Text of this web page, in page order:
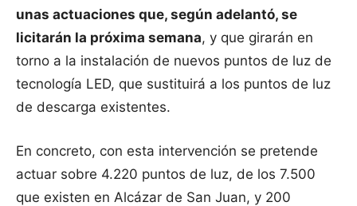
unas actuaciones que, según adelantó, se
licitarán la próxima semana, y que girarán en
torno a la instalación de nuevos puntos de luz de
tecnología LED, que sustituirá a los puntos de luz
de descarga existentes.
En concreto, con esta intervención se pretende
actuar sobre 4.220 puntos de luz, de los 7.500
que existen en Alcázar de San Juan, y 200